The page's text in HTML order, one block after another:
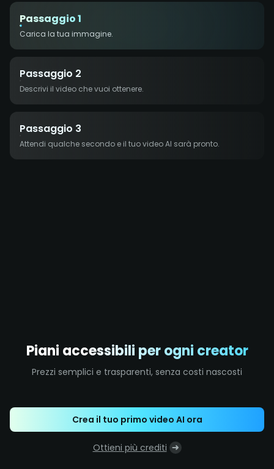
Passaggio 1
Carica la tua immagine.
Passaggio 2
Descrivi il video che vuoi ottenere.
Passaggio 3
Attendi qualche secondo e il tuo video AI sarà pronto.
Piani accessibili per ogni creator
Prezzi semplici e trasparenti, senza costi nascosti
Crea il tuo primo video AI ora
Ottieni più crediti